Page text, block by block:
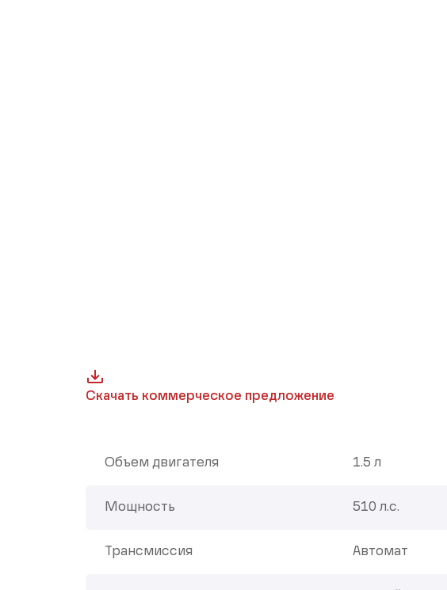
Скачать коммерческое предложение
Объем двигателя 1.5 л
Мощность 510 л.с.
Трансмиссия Автомат